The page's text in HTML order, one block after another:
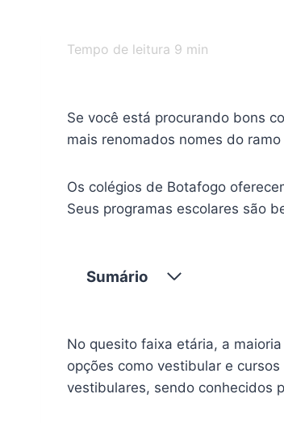
Tempo de leitura 9 min
Se você está procurando bons
mais renomados nomes do
Os colégios de Botafogo
Seus programas escolares são
Sumário
No quesito faixa etária, a
opções como vestibular e
vestibulares, sendo conhecidos